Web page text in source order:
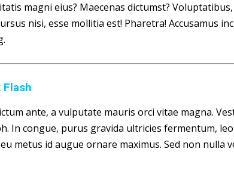
magni eius? Maecenas dictumst?
nisi, esse mollitia est! Pharetra! Accusamus
Flash
ante, a vulputate mauris orci vitae magna.
In congue, purus gravida ultricies fermentum,
metus id augue ornare maximus. Sed non nulla